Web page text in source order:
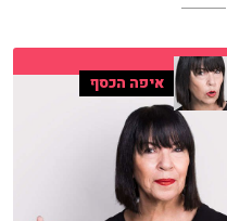
איפה הכסף